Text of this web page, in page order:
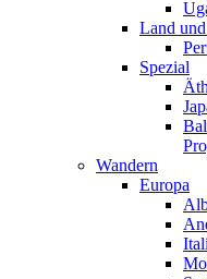
Land
Spezial
Wandern
Europa